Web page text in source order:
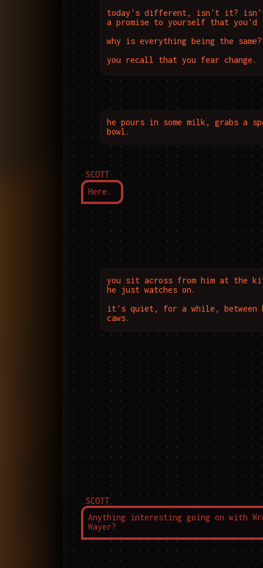
today's different, isn't it? isn't
a promise to yourself that
why is everything being the
you recall that you fear change.
he pours in some milk, grabs a
bowl.
SCOTT
Here.
you sit across from him at the
he just watches on.
it's quiet, for a while, between
caws.
SCOTT
Anything interesting going on with
Wayer?